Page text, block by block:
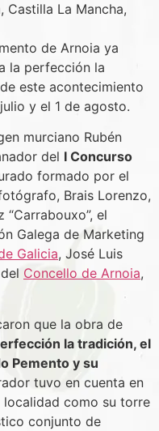
Castilla La Mancha,
de Arnoia ya
la perfección la
este acontecimiento
y el 1 de agosto.
murciano Rubén
del I Concurso
formado por el
Brais Lorenzo,
el
Galega de Marketing
Galicia, José Luis
Concello de Arnoia,
que la obra de
la tradición, el
Pemento y su
tuvo en cuenta en
localidad como su torre
conjunto de